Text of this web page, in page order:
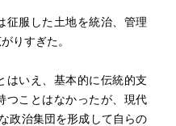
征服した土地を統治、管理
りすぎた。
はいえ、基本的に伝統的支
つことはなかったが、現代
政治集団を形成して自らの